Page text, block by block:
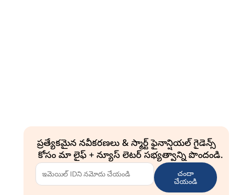
ప్రత్యేకమైన నవీకరణలు & స్మార్ట్ ఫైనాన్షియల్ గైడెన్స్
కోసం మా లైఫ్ + న్యూస్ లెటర్ సభ్యత్వాన్ని పొందండి.
చందా
చేయండి